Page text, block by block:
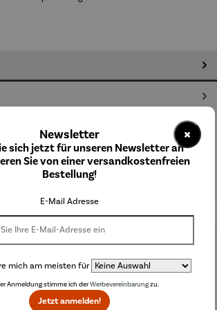
Kunden kauften auch
×
Newsletter
sich jetzt für unseren Newsletter an
Sie von einer versandkostenfreien
Bestellung!
E-Mail Adresse
mich am meisten für
Anmeldung stimme ich derWerbevereinbarungzu.
Jetzt anmelden!